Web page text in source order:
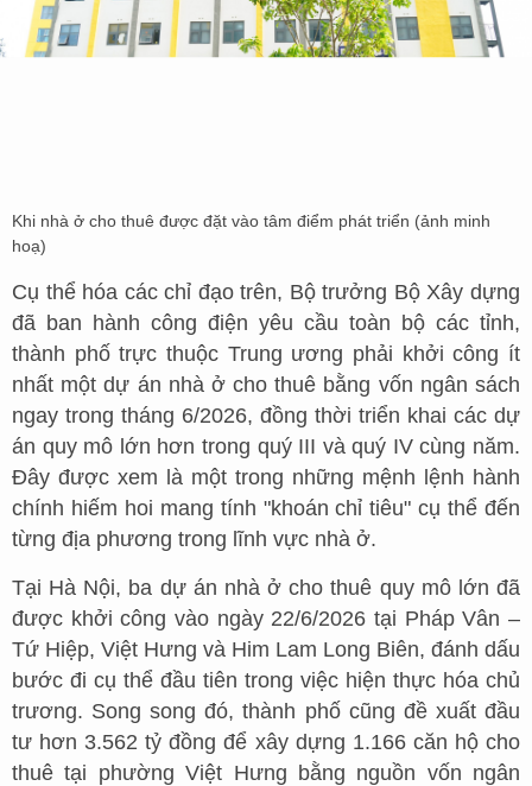
Khi nhà ở cho thuê được đặt vào tâm điểm phát triển (ảnh minh
hoạ)
Cụ thể hóa các chỉ đạo trên, Bộ trưởng Bộ Xây dựng
đã ban hành công điện yêu cầu toàn bộ các tỉnh,
thành phố trực thuộc Trung ương phải khởi công ít
nhất một dự án nhà ở cho thuê bằng vốn ngân sách
ngay trong tháng 6/2026, đồng thời triển khai các dự
án quy mô lớn hơn trong quý III và quý IV cùng năm.
Đây được xem là một trong những mệnh lệnh hành
chính hiếm hoi mang tính "khoán chỉ tiêu" cụ thể đến
từng địa phương trong lĩnh vực nhà ở.
Tại Hà Nội, ba dự án nhà ở cho thuê quy mô lớn đã
được khởi công vào ngày 22/6/2026 tại Pháp Vân –
Tứ Hiệp, Việt Hưng và Him Lam Long Biên, đánh dấu
bước đi cụ thể đầu tiên trong việc hiện thực hóa chủ
trương. Song song đó, thành phố cũng đề xuất đầu
tư hơn 3.562 tỷ đồng để xây dựng 1.166 căn hộ cho
thuê tại phường Việt Hưng bằng nguồn vốn ngân